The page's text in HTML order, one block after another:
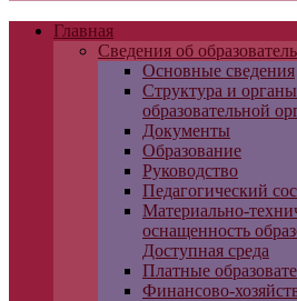
Главная
Сведения об
Основные сведения
Структура и
образовательной
Документы
Образование
Руководство
Педагогический
Материально-
оснащенность
Доступная среда
Платные
Финансово-